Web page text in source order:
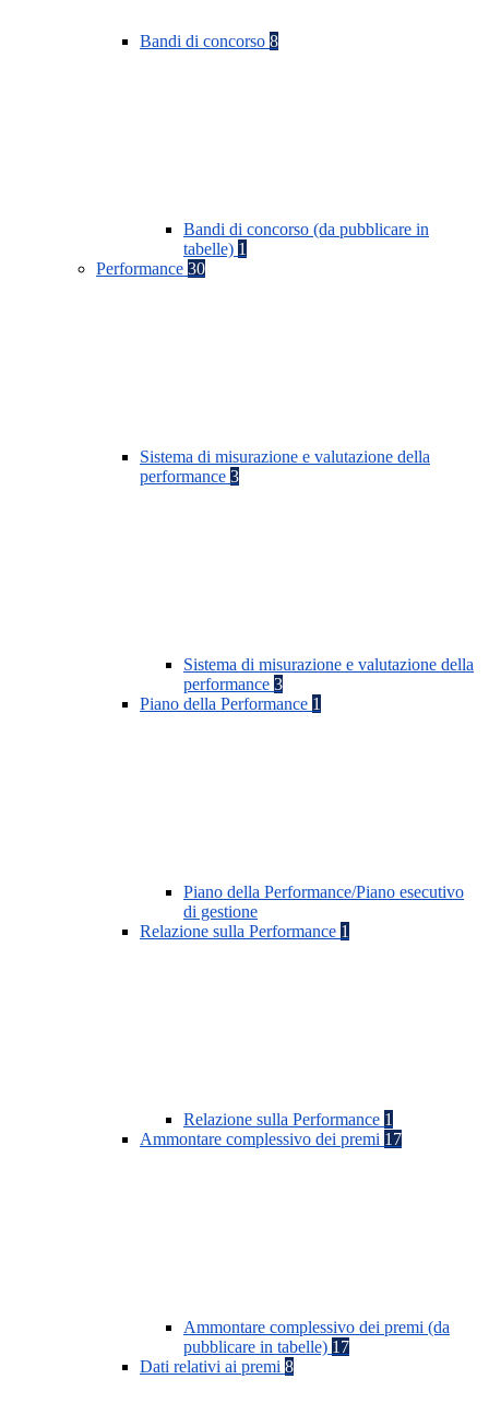
Bandi di concorso 8
Bandi di concorso (da pubblicare in
tabelle) 1
Performance 30
Sistema di misurazione e valutazione della
performance 3
Sistema di misurazione e valutazione della
performance 3
Piano della Performance 1
Piano della Performance/Piano esecutivo
di gestione
Relazione sulla Performance 1
Relazione sulla Performance 1
Ammontare complessivo dei premi 17
Ammontare complessivo dei premi (da
pubblicare in tabelle) 17
Dati relativi ai premi 8